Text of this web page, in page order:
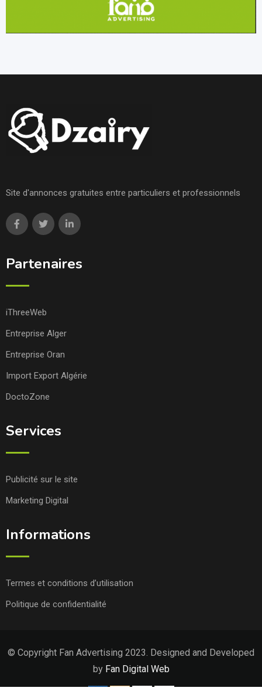
Site d'annonces gratuites entre particuliers et professionnels
Partenaires
iThreeWeb
Entreprise Alger
Entreprise Oran
Import Export Algérie
DoctoZone
Services
Publicité sur le site
Marketing Digital
Informations
Termes et conditions d’utilisation
Politique de confidentialité
© Copyright Fan Advertising 2023. Designed and Developed
by Fan Digital Web